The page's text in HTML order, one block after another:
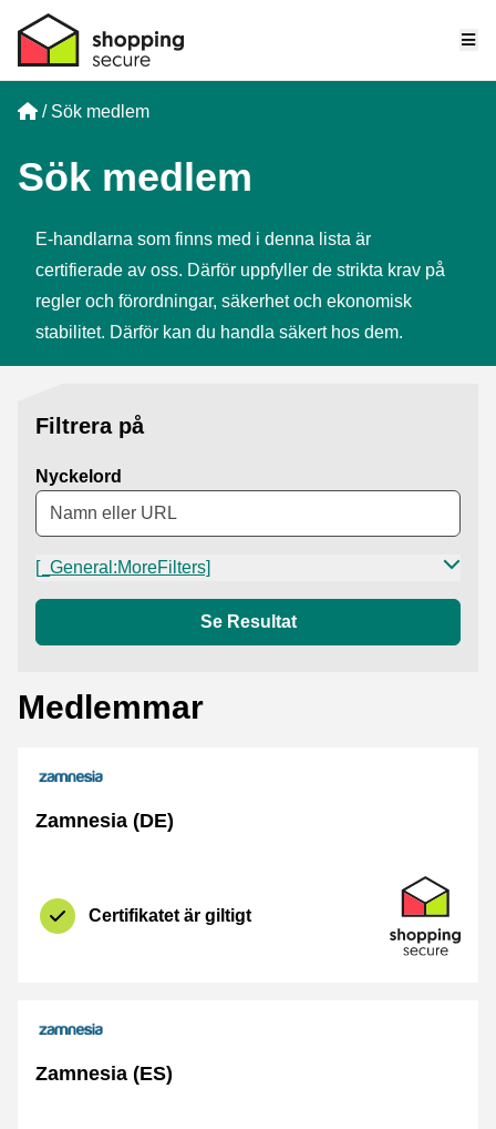
Home
Sök medlem
Sök medlem
E-handlarna som finns med i denna lista är
certifierade av oss. Därför uppfyller de strikta krav på
regler och förordningar, säkerhet och ekonomisk
stabilitet. Därför kan du handla säkert hos dem.
Filtrera på
Nyckelord
[_General:MoreFilters]
Se Resultat
Medlemmar
Zamnesia (DE)
Certifikatet är giltigt
Certifikat
Shopping
Zamnesia (ES)